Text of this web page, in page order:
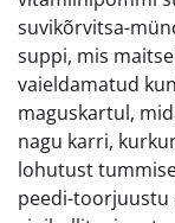
suvikõrvitsa-
suppi, mis
vaieldamatud
maguskartul,
nagu karri,
lohutust
peedi-toorjuustu